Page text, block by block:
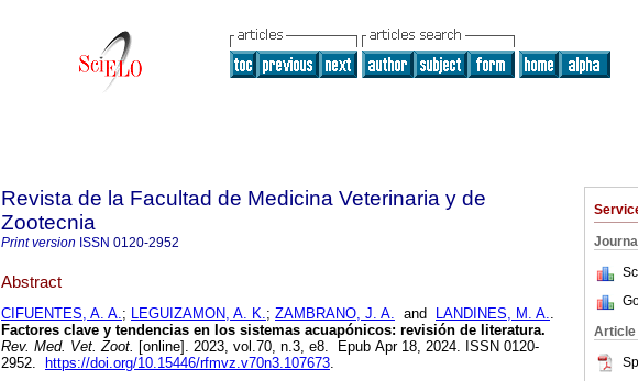
Journal
Article
Revista de la Facultad de Medicina Veterinaria y de
Zootecnia
Print version ISSN 0120-2952
Abstract
CIFUENTES, A. A.; LEGUIZAMON, A. K.; ZAMBRANO, J. A. and LANDINES, M. A..
Factores clave y tendencias en los sistemas acuapónicos: revisión de literatura.
Rev. Med. Vet. Zoot. [online]. 2023, vol.70, n.3, e8. Epub Apr 18, 2024. ISSN 0120-
2952.
https://doi.org/10.15446/rfmvz.v70n3.107673.